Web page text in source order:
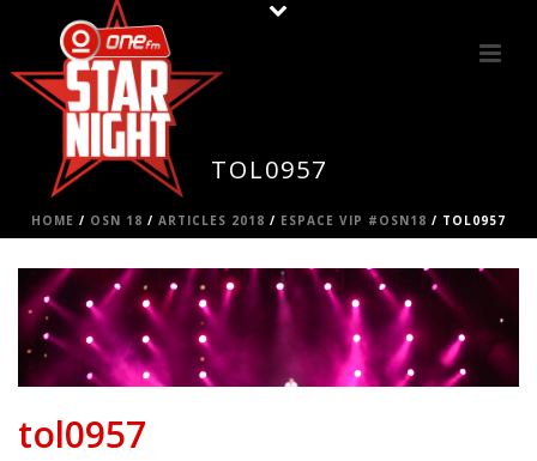
TOL0957
HOME / OSN 18 / ARTICLES 2018 / ESPACE VIP #OSN18 / TOL0957
tol0957